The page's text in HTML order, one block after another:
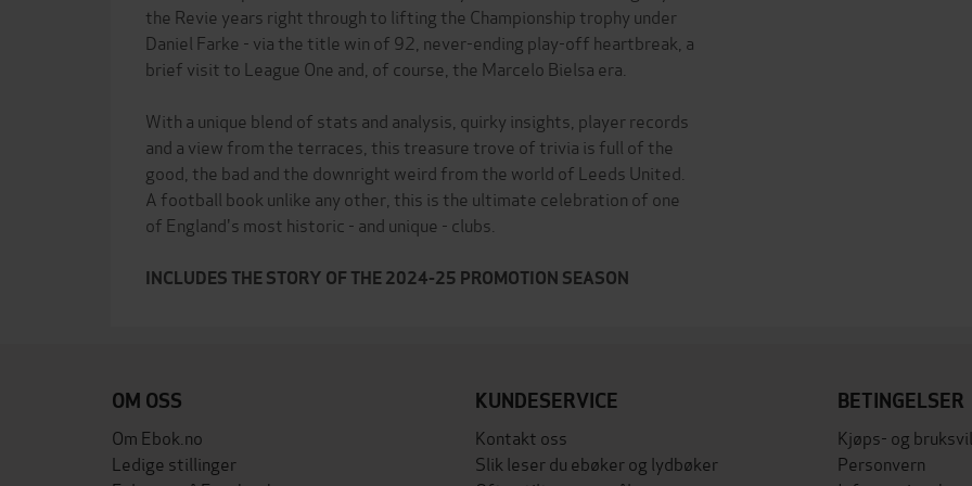
the Revie years right through to lifting the Championship trophy under
Daniel Farke - via the title win of 92, never-ending play-off heartbreak, a
brief visit to League One and, of course, the Marcelo Bielsa era.
With a unique blend of stats and analysis, quirky insights, player records
and a view from the terraces, this treasure trove of trivia is full of the
good, the bad and the downright weird from the world of Leeds United.
A football book unlike any other, this is the ultimate celebration of one
of England's most historic - and unique - clubs.
INCLUDES THE STORY OF THE 2024-25 PROMOTION SEASON
OM OSS
Om Ebok.no
Ledige stillinger
KUNDESERVICE
Kontakt oss
Slik leser du ebøker og lydbøker
BETINGELSER
Kjøps- og
Personvern